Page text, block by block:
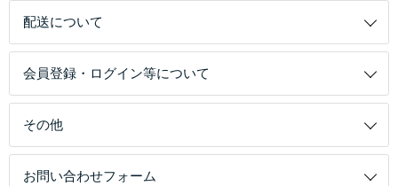
配送について
会員登録・ログイン等について
その他
お問い合わせフォーム